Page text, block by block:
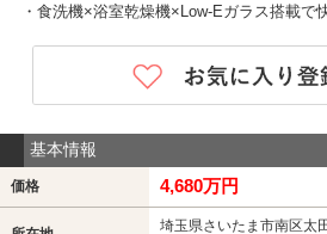
・食洗機×浴室乾燥機×Low-Eガラス搭載で
基本情報
価格 4,680万円
埼玉県さいたま市南区太